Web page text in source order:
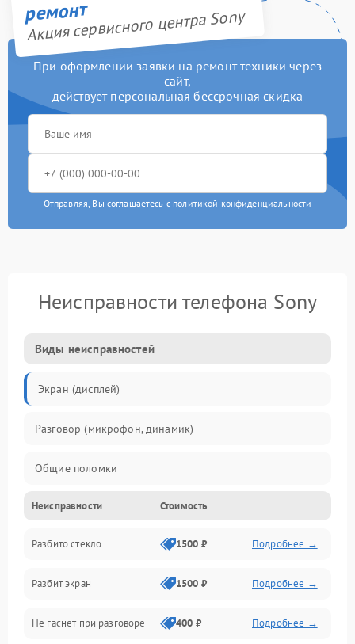
ремонт
Акция сервисного центра Sony
При оформлении заявки на ремонт техники через
сайт,
действует персональная бессрочная скидка
Отправляя, Вы соглашаетесь с политикой конфиденциальности
Неисправности телефона Sony
Виды неисправностей
Экран (дисплей)
Разговор (микрофон, динамик)
Общие поломки
Проблемы связи
Камеры
Проблемы с дисплеем и сенсором
Зарядка
Неисправности Стоимость
Разбито стекло 1500 ₽ Подробнее →
Разбит экран 1500 ₽ Подробнее →
Не гаснет при разговоре 400 ₽ Подробнее →